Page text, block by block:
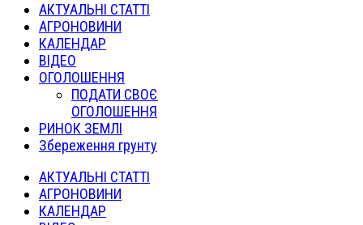
АКТУАЛЬНІ СТАТТІ
АГРОНОВИНИ
КАЛЕНДАР
ВІДЕО
ОГОЛОШЕННЯ
ПОДАТИ СВОЄ
ОГОЛОШЕННЯ
РИНОК ЗЕМЛІ
Збереження грунту
АКТУАЛЬНІ СТАТТІ
АГРОНОВИНИ
КАЛЕНДАР